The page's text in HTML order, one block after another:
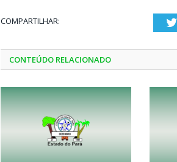
COMPARTILHAR:
CONTEÚDO RELACIONADO